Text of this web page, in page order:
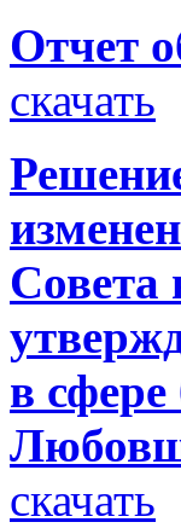
Отчет
скачать
Совета
в сфере
скачать